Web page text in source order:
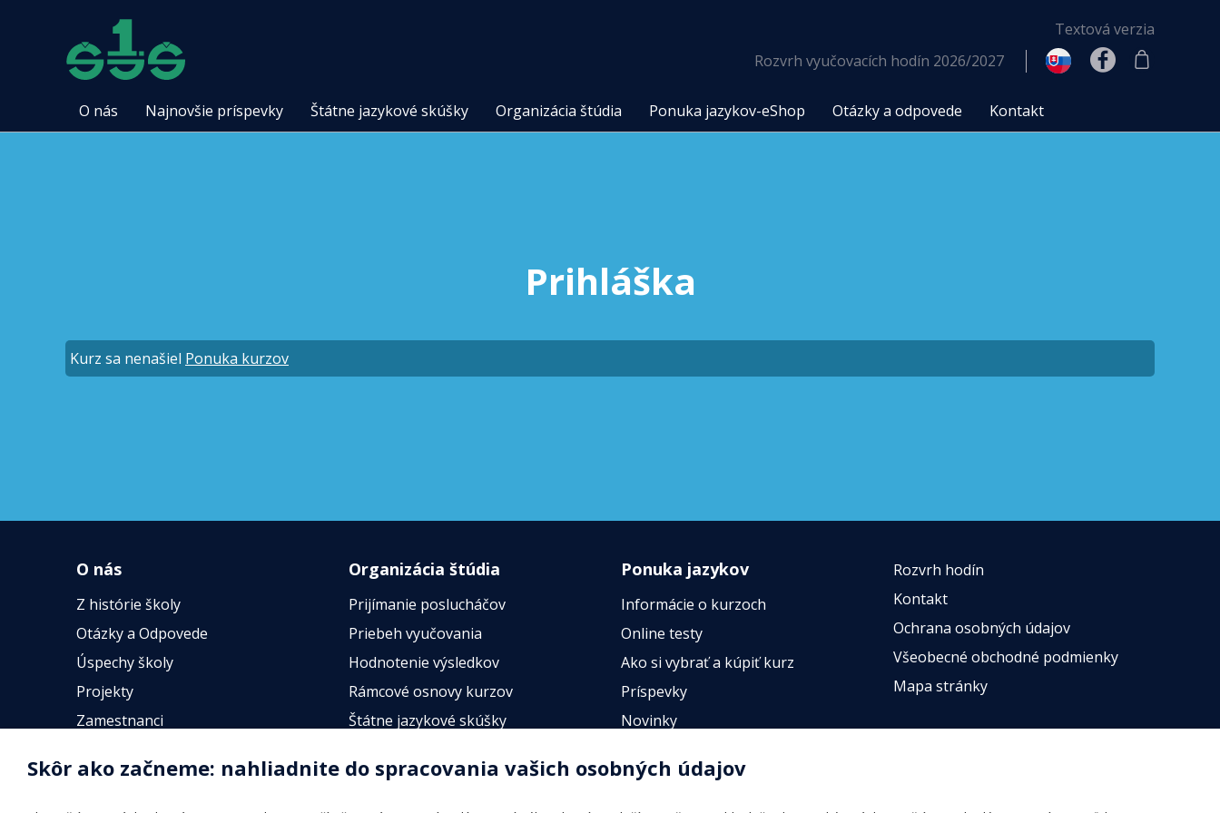
Textová verzia
Rozvrh vyučovacích hodín 2026/2027
O nás Najnovšie príspevky Štátne jazykové skúšky Organizácia štúdia Ponuka jazykov-eShop Otázky a odpovede Kontakt
Prihláška
Kurz sa nenašiel Ponuka kurzov
O nás
Z histórie školy
Otázky a Odpovede
Úspechy školy
Projekty
Zamestnanci
Identifikačné údaje školy
Úradné hodiny
Organizácia štúdia
Prijímanie poslucháčov
Priebeh vyučovania
Hodnotenie výsledkov
Rámcové osnovy kurzov
Štátne jazykové skúšky
Ponuka jazykov
Informácie o kurzoch
Online testy
Ako si vybrať a kúpiť kurz
Príspevky
Novinky
Rozvrh hodín
Kontakt
Ochrana osobných údajov
Všeobecné obchodné podmienky
Mapa stránky
Skôr ako začneme: nahliadnite do spracovania vašich osobných údajov